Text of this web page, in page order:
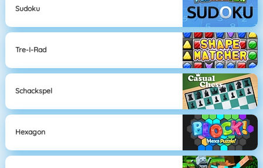
Sudoku
Tre-I-Rad
Schackspel
Hexagon